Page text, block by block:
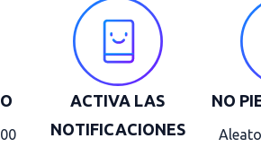
ACTIVA LAS
NOTIFICACIONES
NO